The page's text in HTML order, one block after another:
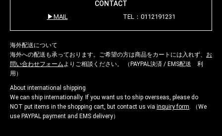
CONTACT
MAIL TEL：0112191231
海外配送について
海外への配送も承っております。ご希望の方は商品をカートには入れず、 お
問い合わせフォームよりご相談ください。 （PAYPAL決済 / EMS配送 利
用）
About international shipping
We can ship internationally. If you want us to ship overseas, please do
NOT put items in the shopping cart, but contact us via inquiry form. （We
use PAYPAL payment and EMS delivery）